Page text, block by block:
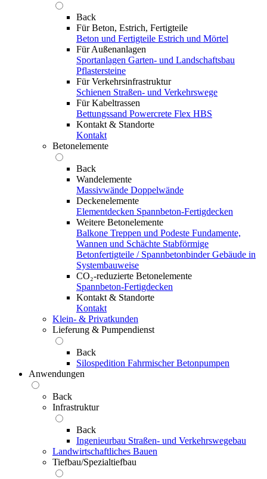
Back
Für Beton, Estrich, Fertigteile
Beton und Fertigteile Estrich und Mörtel
Für Außenanlagen
Sportanlagen Garten- und Landschaftsbau
Pflastersteine
Für Verkehrsinfrastruktur
Schienen Straßen- und Verkehrswege
Für Kabeltrassen
Bettungssand Powercrete Flex HBS
Kontakt & Standorte
Kontakt
Betonelemente
Back
Wandelemente
Massivwände Doppelwände
Deckenelemente
Elementdecken Spannbeton-Fertigdecken
Weitere Betonelemente
Balkone Treppen und Podeste Fundamente,
Wannen und Schächte Stabförmige
Betonfertigteile / Spannbetonbinder Gebäude in
Systembauweise
CO₂-reduzierte Betonelemente
Spannbeton-Fertigdecken
Kontakt & Standorte
Kontakt
Klein- & Privatkunden
Lieferung & Pumpendienst
Back
Silospedition Fahrmischer Betonpumpen
Anwendungen
Back
Infrastruktur
Back
Ingenieurbau Straßen- und Verkehrswegebau
Landwirtschaftliches Bauen
Tiefbau/Spezialtiefbau